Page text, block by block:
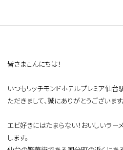
皆さまこんにちは！
いつもリッチモンドホテルプレミア仙
ただきまして、誠にありがとうございます
エビ好きにはたまらない！おいしいラー
します。